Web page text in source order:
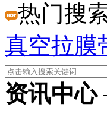
热门搜
真空拉膜
资讯中心